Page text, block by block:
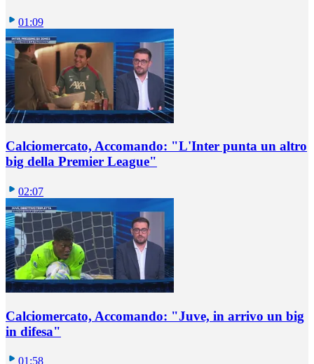
01:09
Calciomercato, Accomando: "L'Inter punta un altro
big della Premier League"
02:07
Calciomercato, Accomando: "Juve, in arrivo un big
in difesa"
01:58